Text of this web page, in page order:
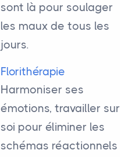
sont là pour soulager
les maux de tous les
jours.
Florithérapie
Harmoniser ses
émotions, travailler sur
soi pour éliminer les
schémas réactionnels